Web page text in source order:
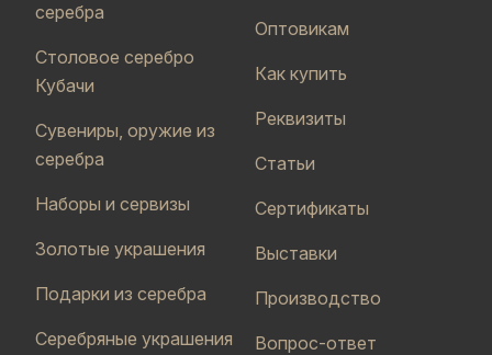
серебра
Столовое серебро
Кубачи
Сувениры, оружие из
серебра
Наборы и сервизы
Золотые украшения
Подарки из серебра
Серебряные украшения
Оптовикам
Как купить
Реквизиты
Статьи
Сертификаты
Выставки
Производство
Вопрос-ответ